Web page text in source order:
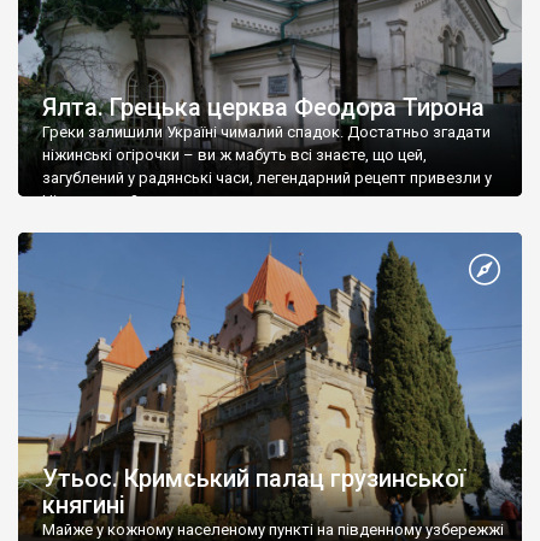
Ялта. Грецька церква Феодора Тирона
Греки залишили Україні чималий спадок. Достатньо згадати
ніжинські огірочки – ви ж мабуть всі знаєте, що цей,
загублений у радянські часи, легендарний рецепт привезли у
Ніжин греки?
Утьос. Кримський палац грузинської
княгині
Майже у кожному населеному пункті на південному узбережжі